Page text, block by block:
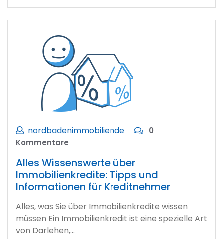
nordbadenimmobiliende
0
Kommentare
Alles Wissenswerte über
Immobilienkredite: Tipps und
Informationen für Kreditnehmer
Alles, was Sie über Immobilienkredite wissen
müssen Ein Immobilienkredit ist eine spezielle Art
von Darlehen,…